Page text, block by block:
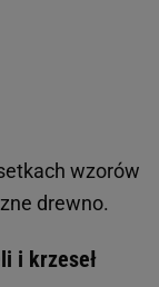
wzorów
drewno.
i krzeseł